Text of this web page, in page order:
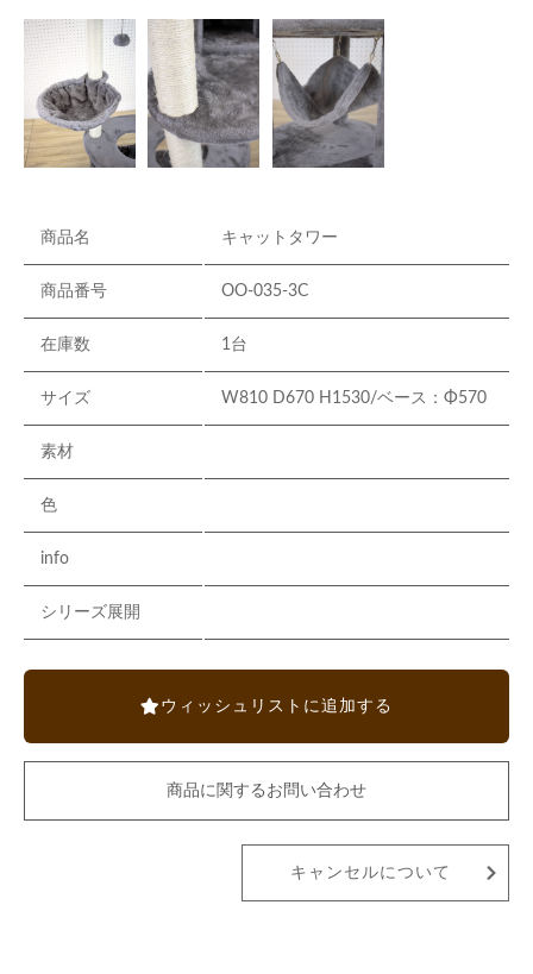
商品名 キャットタワー
商品番号 OO-035-3C
在庫数 1台
サイズ W810 D670 H1530/ベース：Φ570
素材
色
info
シリーズ展開
ウィッシュリストに追加する
商品に関するお問い合わせ
キャンセルについて